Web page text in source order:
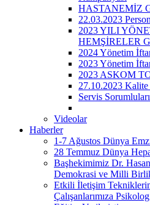
HASTANEMİZ
22.03.2023
2023 YILI
HEMŞİRELER
2024 Yönetim
2023 Yönetim
2023 ASKOM
27.10.2023 Kalite
Servis
Videolar
Haberler
1-7 Ağustos Dünya
28 Temmuz Dünya
Başhekimimiz Dr.
Demokrasi ve Milli
Etkili İletişim
Çalışanlarımıza